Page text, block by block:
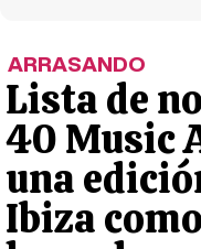
ARRASANDO
Lista de
40 Music
una
Ibiza